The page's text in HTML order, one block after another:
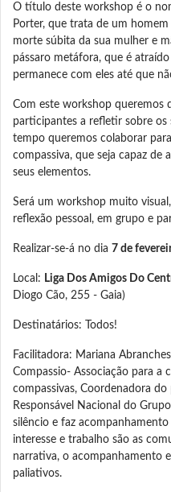
O título deste workshop é o
Porter, que trata de um
morte súbita da sua mulher e
pássaro metáfora, que é
permanece com eles até que
Com este workshop queremos
participantes a refletir sobre os
tempo queremos colaborar
compassiva, que seja capaz de
seus elementos.
Será um workshop muito
reflexão pessoal, em grupo e
Realizar-se-á no dia 7 de
Local: Liga Dos Amigos Do
Diogo Cão, 255 - Gaia)
Destinatários: Todos!
Facilitadora: Mariana
Compassio- Associação para a
compassivas, Coordenadora
Responsável Nacional do
silêncio e faz acompanhamento
interesse e trabalho são as
narrativa, o acompanhamento
paliativos.